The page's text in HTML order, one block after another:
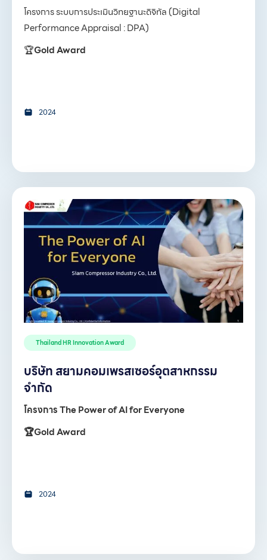
โครงการ ระบบการประเมินวิทยฐานะดิจิทัล (Digital
Performance Appraisal : DPA)
🏆Gold Award
2024
Thailand HR Innovation Award
บริษัท สยามคอมเพรสเซอร์อุตสาหกรรม
จำกัด
โครงการ The Power of AI for Everyone
🏆Gold Award
2024